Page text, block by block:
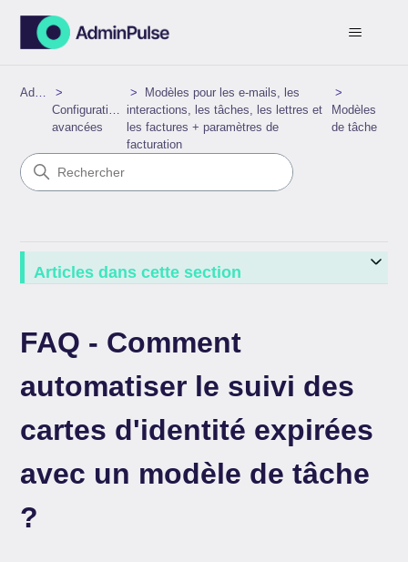
AdminPulse
Configurations
avancées
Modèles pour les e-mails, les
interactions, les tâches, les lettres et
les factures + paramètres de
facturation
Modèles
de tâche
Articles dans cette section
FAQ - Comment
automatiser le suivi des
cartes d'identité expirées
avec un modèle de tâche
?